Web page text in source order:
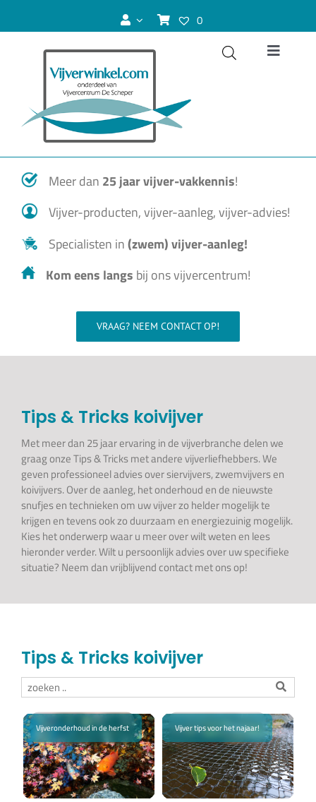
naar
0
Toggle
Zwemvijver
Koivijver
Vijverplanten
Aquarium
Contact
Onze showroom >>>
Meer dan 25 jaar vijver-vakkennis!
Vijver-producten, vijver-aanleg, vijver-advies!
Specialisten in(zwem) vijver-aanleg!
Kom eens langs bij ons vijvercentrum!
VRAAG? NEEM CONTACT OP!
Tips & Tricks koivijver
Met meer dan 25 jaar ervaring in de vijverbranche delen we
graag onze Tips & Tricks met andere vijverliefhebbers. We
geven professioneel advies over siervijvers, zwemvijvers en
koivijvers. Over de aanleg, het onderhoud en de nieuwste
snufjes en technieken om uw vijver zo helder mogelijk te
krijgen en tevens ook zo duurzaam en energiezuinig mogelijk.
Kies het onderwerp waar u meer over wilt weten en lees
hieronder verder. Wilt u persoonlijk advies over uw specifieke
situatie? Neem dan vrijblijvend contact met ons op!
Tips & Tricks koivijver